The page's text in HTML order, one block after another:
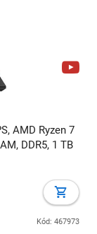
AMD Ryzen 7
DDR5, 1 TB
Kód: 467973